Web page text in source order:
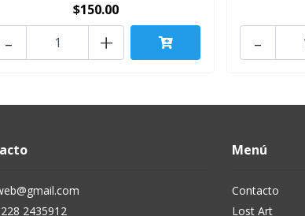
$150.00
+
- -
2435912
Menú
Contacto
Lost Art